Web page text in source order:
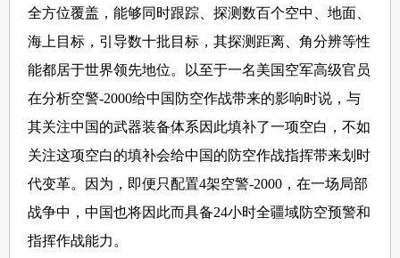
全方位覆盖，能够同时跟踪、探测数百个空中、地面、
海上目标，引导数十批目标，其探测距离、角分辨等性
能都居于世界领先地位。以至于一名美国空军高级官员
在分析空警-2000给中国防空作战带来的影响时说，与
其关注中国的武器装备体系因此填补了一项空白，不如
关注这项空白的填补会给中国的防空作战指挥带来划时
代变革。因为，即便只配置4架空警-2000，在一场局部
战争中，中国也将因此而具备24小时全疆域防空预警和
指挥作战能力。